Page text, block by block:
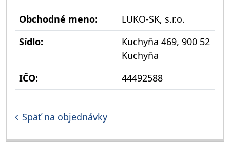
Obchodné meno:
LUKO-SK, s.r.o.
Sídlo:
Kuchyňa 469, 900 52
Kuchyňa
IČO:
44492588
Späť na objednávky